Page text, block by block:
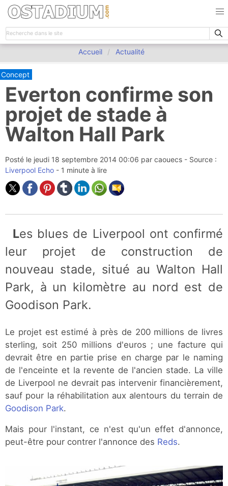
Accueil Actualité
Concept
Everton confirme son
projet de stade à
Walton Hall Park
Posté le jeudi 18 septembre 2014 00:06 par caouecs - Source :
Liverpool Echo - 1 minute à lire
Les blues de Liverpool ont confirmé
leur projet de construction de
nouveau stade, situé au Walton Hall
Park, à un kilomètre au nord est de
Goodison Park.
Le projet est estimé à près de 200 millions de livres
sterling, soit 250 millions d'euros ; une facture qui
devrait être en partie prise en charge par le naming
de l'enceinte et la revente de l'ancien stade. La ville
de Liverpool ne devrait pas intervenir financièrement,
sauf pour la réhabilitation aux alentours du terrain de
Goodison Park.
Mais pour l'instant, ce n'est qu'un effet d'annonce,
peut-être pour contrer l'annonce des Reds.